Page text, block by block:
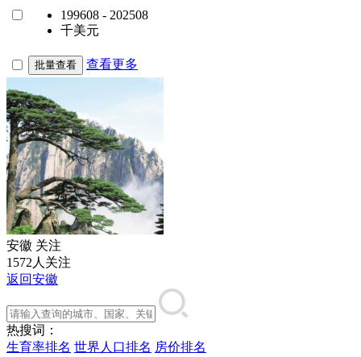
199608 - 202508
千美元
批量查看 查看更多
安徽 关注
1572人关注
返回安徽
热搜词：
生育率排名 世界人口排名 房价排名